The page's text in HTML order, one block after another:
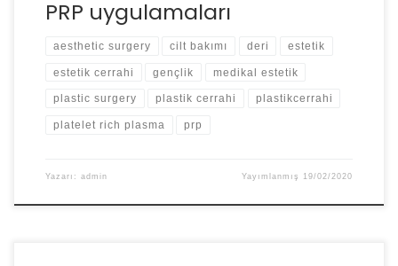
PRP uygulamaları
aesthetic surgery cilt bakımı deri estetik
estetik cerrahi gençlik medikal estetik
plastic surgery plastik cerrahi plastikcerrahi
platelet rich plasma prp
Yazarı: admin Yayımlanmış 19/02/2020